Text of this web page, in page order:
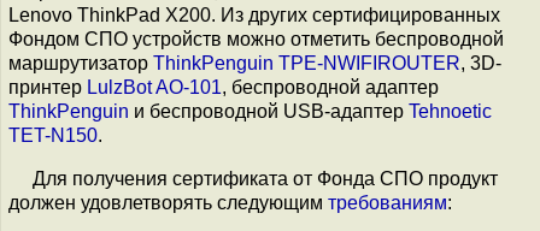
Lenovo ThinkPad X200. Из других сертифицированных
Фондом СПО устройств можно отметить беспроводной
маршрутизатор ThinkPenguin TPE-NWIFIROUTER, 3D-
принтер LulzBot AO-101, беспроводной адаптер
ThinkPenguin и беспроводной USB-адаптер Tehnoetic
TET-N150.
Для получения сертификата от Фонда СПО продукт
должен удовлетворять следующим требованиям: